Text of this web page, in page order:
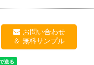
お問い合わせ